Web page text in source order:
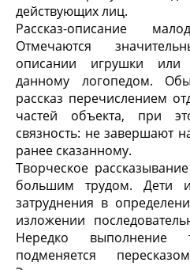
действующих лиц.
Рассказ-описание
Отмечаются
описании игрушки
данному логопедом.
рассказ перечислением
частей объекта, при
связность: не завершают
ранее сказанному.
Творческое
большим трудом. Дети
затруднения в
изложении
Нередко выполнение
подменяется